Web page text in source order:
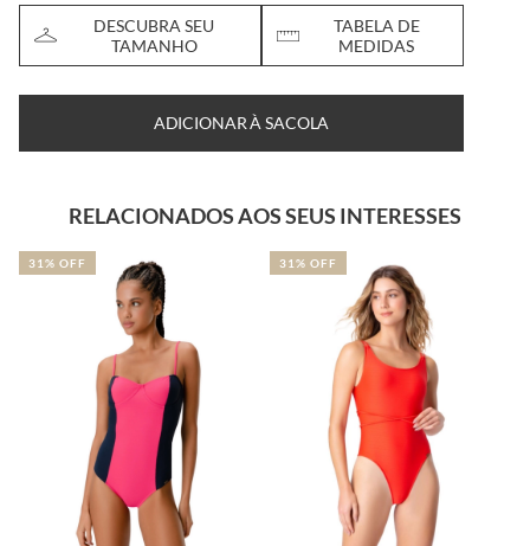
DESCUBRA SEU
TAMANHO
TABELA DE
MEDIDAS
ADICIONAR À SACOLA
RELACIONADOS AOS SEUS INTERESSES
31% OFF 31% OFF